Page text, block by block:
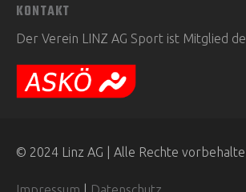
KONTAKT
Der Verein LINZ AG Sport ist Mitglied
© 2024 Linz AG | Alle Rechte